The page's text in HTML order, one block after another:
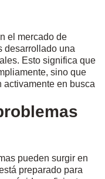
el mercado de
desarrollado una
Esto significa que
sino que
en busca
pueden surgir en
preparado para